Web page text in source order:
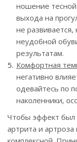
ношение тесной
выхода на
не
неудобной
результатам.
Комфортная
негативно
одевайтесь по
наколенники,
Чтобы эффект был
артрита и